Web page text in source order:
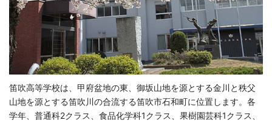
笛吹高等学校は、甲府盆地の東、御坂山地を源とする金川と秩父
山地を源とする笛吹川の合流する笛吹市石和町に位置します。各
学年、普通科2クラス、食品化学科1クラス、果樹園芸科1クラス、